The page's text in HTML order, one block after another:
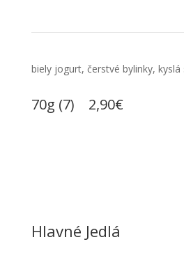
biely jogurt, čerstvé bylinky,
70g (7) 2,90€
Hlavné Jedlá